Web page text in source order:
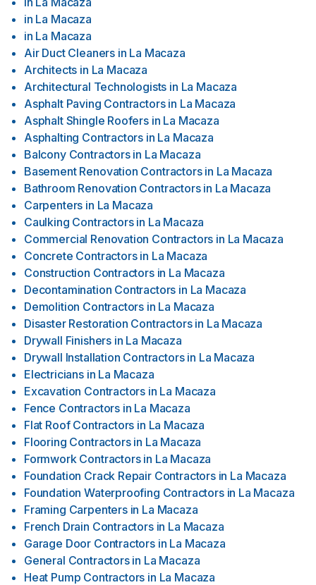
in La Macaza
in La Macaza
Air Duct Cleaners in La Macaza
Architects in La Macaza
Architectural Technologists in La Macaza
Asphalt Paving Contractors in La Macaza
Asphalt Shingle Roofers in La Macaza
Asphalting Contractors in La Macaza
Balcony Contractors in La Macaza
Basement Renovation Contractors in La Macaza
Bathroom Renovation Contractors in La Macaza
Carpenters in La Macaza
Caulking Contractors in La Macaza
Commercial Renovation Contractors in La Macaza
Concrete Contractors in La Macaza
Construction Contractors in La Macaza
Decontamination Contractors in La Macaza
Demolition Contractors in La Macaza
Disaster Restoration Contractors in La Macaza
Drywall Finishers in La Macaza
Drywall Installation Contractors in La Macaza
Electricians in La Macaza
Excavation Contractors in La Macaza
Fence Contractors in La Macaza
Flat Roof Contractors in La Macaza
Flooring Contractors in La Macaza
Formwork Contractors in La Macaza
Foundation Crack Repair Contractors in La Macaza
Foundation Waterproofing Contractors in La Macaza
Framing Carpenters in La Macaza
French Drain Contractors in La Macaza
Garage Door Contractors in La Macaza
General Contractors in La Macaza
Heat Pump Contractors in La Macaza